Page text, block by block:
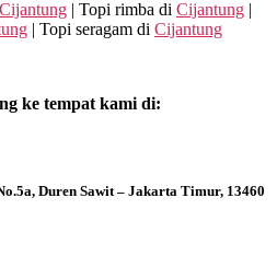
Cijantung | Topi rimba di Cijantung |
| Topi seragam di Cijantung
ke tempat kami di:
Duren Sawit – Jakarta Timur, 13460